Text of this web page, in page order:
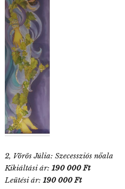
2, Vörös Júlia: Szecessziós nőala
Kikiáltási ár: 190 000 Ft
Leütési ár: 190 000 Ft